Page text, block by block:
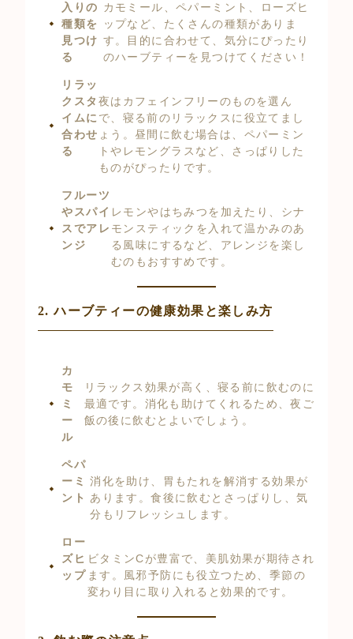
入りの
種類を
見つけ
る
カモミール、ペパーミント、ローズヒ
ップなど、たくさんの種類がありま
す。目的に合わせて、気分にぴったり
のハーブティーを見つけてください！
リラッ
クスタ
イムに
合わせ
る
夜はカフェインフリーのものを選ん
で、寝る前のリラックスに役立てまし
ょう。昼間に飲む場合は、ペパーミン
トやレモングラスなど、さっぱりした
ものがぴったりです。
フルーツ
やスパイ
スでアレ
ンジ
レモンやはちみつを加えたり、シナ
モンスティックを入れて温かみのあ
る風味にするなど、アレンジを楽し
むのもおすすめです。
2. ハーブティーの健康効果と楽しみ方
カ
モ
ミ
ー
ル
リラックス効果が高く、寝る前に飲むのに
最適です。消化も助けてくれるため、夜ご
飯の後に飲むとよいでしょう。
ペパ
ーミ
ント
消化を助け、胃もたれを解消する効果が
あります。食後に飲むとさっぱりし、気
分もリフレッシュします。
ロー
ズヒ
ップ
ビタミンCが豊富で、美肌効果が期待され
ます。風邪予防にも役立つため、季節の
変わり目に取り入れると効果的です。